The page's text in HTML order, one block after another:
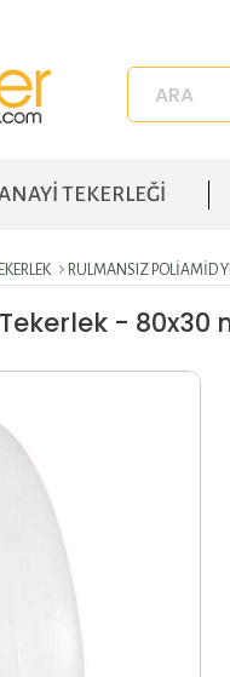
TEKERLEĞİ
RULMANSIZ POLIAMID
- 80x30